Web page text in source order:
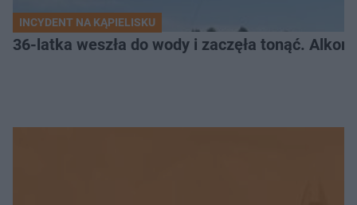
INCYDENT NA KĄPIELISKU
36-latka weszła do wody i zaczęła tonąć.